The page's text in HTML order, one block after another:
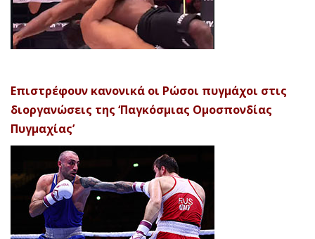
Επιστρέφουν κανονικά οι Ρώσοι πυγμάχοι στις
διοργανώσεις της ‘Παγκόσμιας Ομοσπονδίας
Πυγμαχίας’